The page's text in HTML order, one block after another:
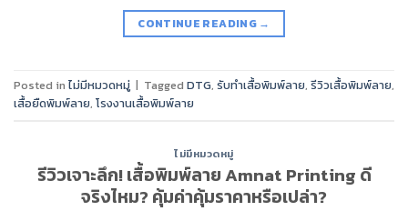
CONTINUE READING →
Posted in ไม่มีหมวดหมู่ | Tagged DTG, รับทำเสื้อพิมพ์ลาย, รีวิวเสื้อพิมพ์ลาย,
เสื้อยืดพิมพ์ลาย, โรงงานเสื้อพิมพ์ลาย
ไม่มีหมวดหมู่
รีวิวเจาะลึก! เสื้อพิมพ์ลาย Amnat Printing ดี
จริงไหม? คุ้มค่าคุ้มราคาหรือเปล่า?